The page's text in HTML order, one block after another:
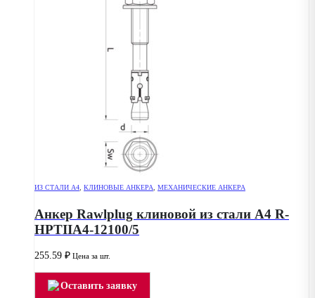
ИЗ СТАЛИ А4, КЛИНОВЫЕ АНКЕРА, МЕХАНИЧЕСКИЕ АНКЕРА
Анкер Rawlplug клиновой из стали А4 R-
HPTIIA4-12100/5
255.59 ₽ Цена за шт.
Оставить заявку